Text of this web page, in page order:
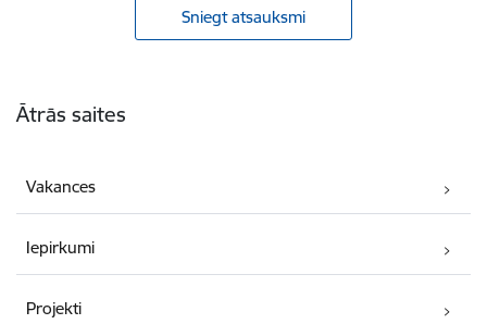
Sniegt atsauksmi
Ātrās saites
Vakances
Iepirkumi
Projekti